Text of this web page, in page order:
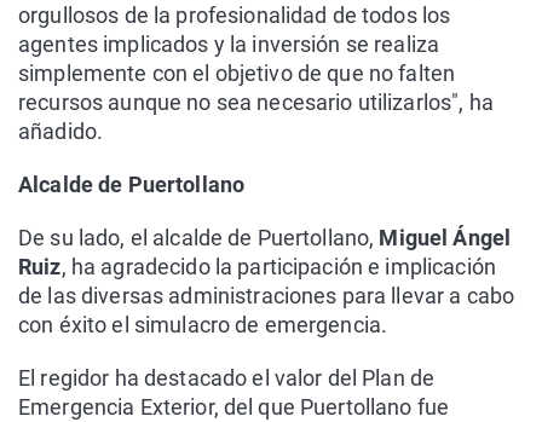
orgullosos de la profesionalidad de todos los
agentes implicados y la inversión se realiza
simplemente con el objetivo de que no falten
recursos aunque no sea necesario utilizarlos", ha
añadido.
Alcalde de Puertollano
De su lado, el alcalde de Puertollano, Miguel Ángel
Ruiz, ha agradecido la participación e implicación
de las diversas administraciones para llevar a cabo
con éxito el simulacro de emergencia.
El regidor ha destacado el valor del Plan de
Emergencia Exterior, del que Puertollano fue